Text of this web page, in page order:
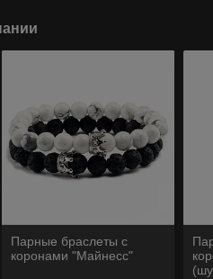
Парные браслеты с
коронами "Майнесс"